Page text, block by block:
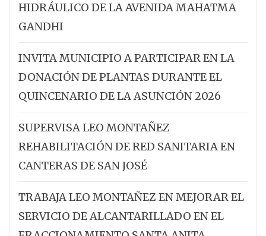
HIDRÁULICO DE LA AVENIDA MAHATMA
GANDHI
INVITA MUNICIPIO A PARTICIPAR EN LA
DONACIÓN DE PLANTAS DURANTE EL
QUINCENARIO DE LA ASUNCIÓN 2026
SUPERVISA LEO MONTAÑEZ
REHABILITACIÓN DE RED SANITARIA EN
CANTERAS DE SAN JOSÉ
TRABAJA LEO MONTAÑEZ EN MEJORAR EL
SERVICIO DE ALCANTARILLADO EN EL